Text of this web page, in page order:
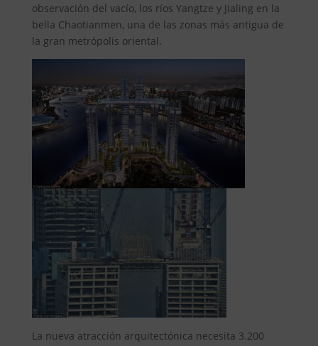
observación del vacío, los ríos Yangtze y Jialing en la
bella Chaotianmen, una de las zonas más antigua de
la gran metrópolis oriental.
La nueva atracción arquitectónica necesita 3.200